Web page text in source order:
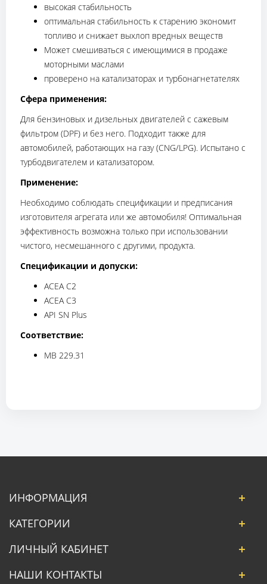
высокая стабильность
оптимальная стабильность к старению экономит
топливо и снижает выхлоп вредных веществ
Может смешиваться с имеющимися в продаже
моторными маслами
проверено на катализаторах и турбонагнетателях
Сфера применения:
Для бензиновых и дизельных двигателей с сажевым
фильтром (DPF) и без него. Подходит также для
автомобилей, работающих на газу (CNG/LPG). Испытано с
турбодвигателем и катализатором.
Применение:
Необходимо соблюдать спецификации и предписания
изготовителя агрегата или же автомобиля! Оптимальная
эффективность возможна только при использовании
чистого, несмешанного с другими, продукта.
Спецификации и допуски:
ACEA C2
ACEA C3
API SN Plus
Соответствие:
MB 229.31
ИНФОРМАЦИЯ
КАТЕГОРИИ
ЛИЧНЫЙ КАБИНЕТ
НАШИ КОНТАКТЫ